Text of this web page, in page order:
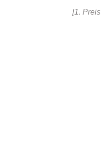
[1. Preis